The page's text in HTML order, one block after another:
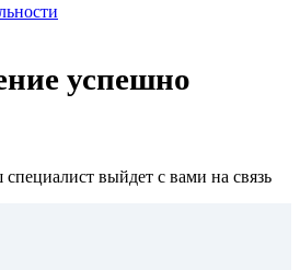
успешно
выйдет с вами на связь